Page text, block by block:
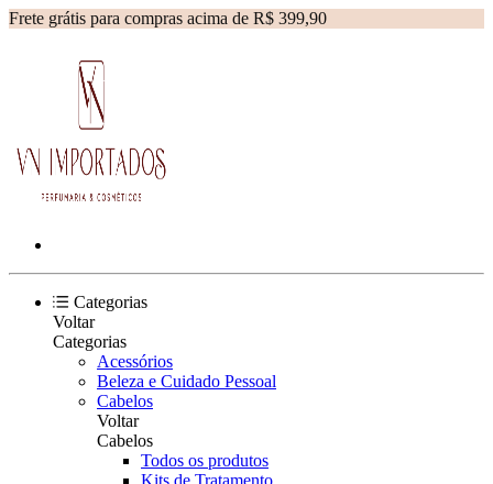
Frete grátis para compras acima de R$ 399,90
Categorias
Voltar
Categorias
Acessórios
Beleza e Cuidado Pessoal
Cabelos
Voltar
Cabelos
Todos os produtos
Kits de Tratamento